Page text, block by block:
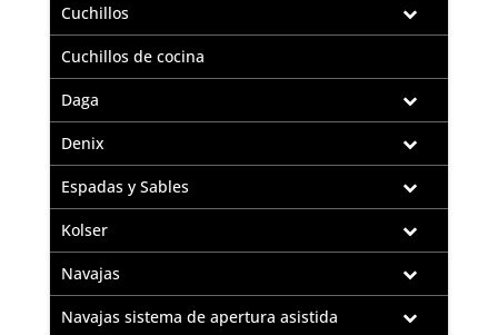
Cuchillos
Cuchillos de cocina
Daga
Denix
Espadas y Sables
Kolser
Navajas
Navajas sistema de apertura asistida